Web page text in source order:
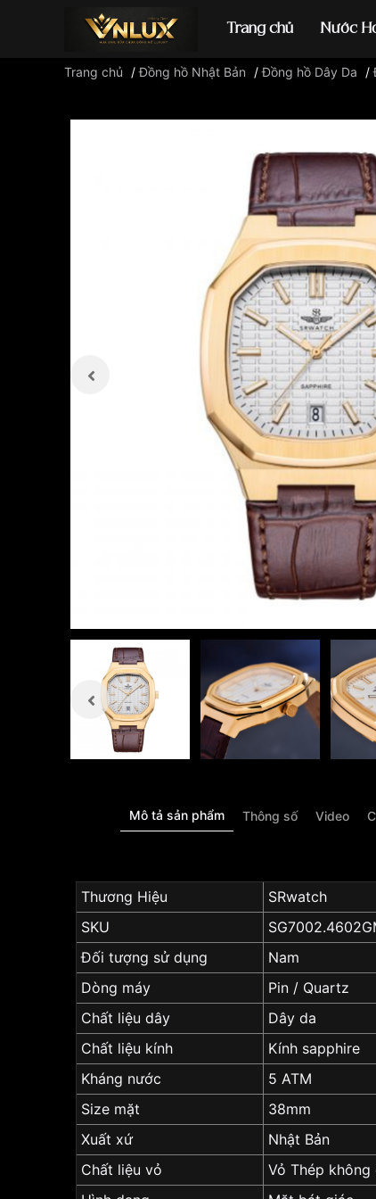
Trang chủ Nước
Đồng hồ
Trang chủ /Đồng hồ Nhật Bản /Đồng hồ Dây Da /
Mô tả sản phẩm Thông số Video
Thương Hiệu
SRwatch
SKU
Đối tượng sử dụng
Nam
Dòng máy
Pin / Quartz
Chất liệu dây
Dây da
Chất liệu kính
Kính sapphire
Kháng nước
5 ATM
Size mặt
38mm
Xuất xứ
Nhật Bản
Chất liệu vỏ
Vỏ Thép không